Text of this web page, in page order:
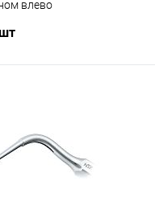
влево
В наличии